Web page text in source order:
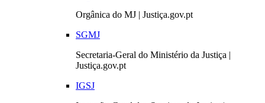
Orgânica do MJ | Justiça.gov.pt
SGMJ
Secretaria-Geral do Ministério da Justiça |
Justiça.gov.pt
IGSJ